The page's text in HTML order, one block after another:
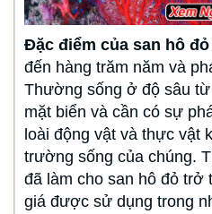
Đặc điểm của san hô đỏ l
đến hàng trăm năm và
Thường sống ở độ sâu
mặt biển và cần có sự
loài động vật và thực vật
trường sống của chúng.
đã làm cho san hô đỏ trở
giá được sử dụng trong